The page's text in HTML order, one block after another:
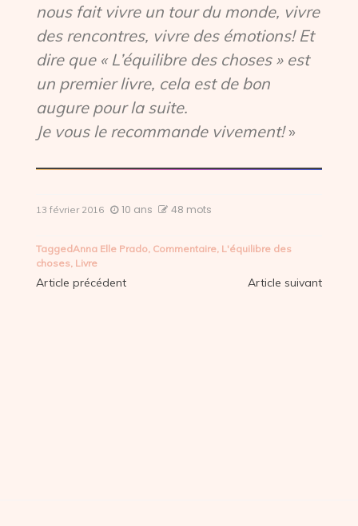
nous fait vivre un tour du monde, vivre
des rencontres, vivre des émotions! Et
dire que « L’équilibre des choses » est
un premier livre, cela est de bon
augure pour la suite.
Je vous le recommande vivement!»
13 février 2016 10 ans 48 mots
TaggedAnna Elle Prado, Commentaire, L'équilibre des
choses, Livre
Navigation
Article précédent Article suivant